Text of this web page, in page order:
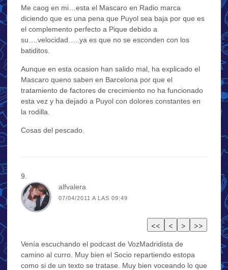
Me caog en mi…esta el Mascaro en Radio marca
diciendo que es una pena que Puyol sea baja por que es
el complemento perfecto a Pique debido a
su….velocidad…..ya es que no se esconden con los
batiditos.
Aunque en esta ocasion han salido mal, ha explicado el
Mascaro queno saben en Barcelona por que el
tratamiento de factores de crecimiento no ha funcionado
esta vez y ha dejado a Puyol con dolores constantes en
la rodilla.
Cosas del pescado.
alfvalera
07/04/2011 A LAS 09:49
Venía escuchando el podcast de VozMadridista de
camino al curro. Muy bien el Socio repartiendo estopa
como si de un texto se tratase. Muy bien voceando lo que